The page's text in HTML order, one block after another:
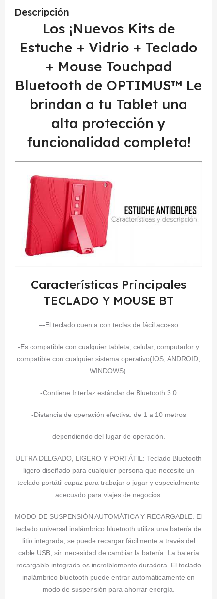
Descripción
Los ¡Nuevos Kits de
Estuche + Vidrio + Teclado
+ Mouse Touchpad
Bluetooth de OPTIMUS™ Le
brindan a tu Tablet una
alta protección y
funcionalidad completa!
Características Principales
TECLADO Y MOUSE BT
–-El teclado cuenta con teclas de fácil acceso
-Es compatible con cualquier tableta, celular, computador y
compatible con cualquier sistema operativo(IOS, ANDROID,
WINDOWS).
-Contiene Interfaz estándar de Bluetooth 3.0
-Distancia de operación efectiva: de 1 a 10 metros
dependiendo del lugar de operación.
ULTRA DELGADO, LIGERO Y PORTÁTIL: Teclado Bluetooth
ligero diseñado para cualquier persona que necesite un
teclado portátil capaz para trabajar o jugar y especialmente
adecuado para viajes de negocios.
MODO DE SUSPENSIÓN AUTOMÁTICA Y RECARGABLE: El
teclado universal inalámbrico bluetooth utiliza una batería de
litio integrada, se puede recargar fácilmente a través del
cable USB, sin necesidad de cambiar la batería. La batería
recargable integrada es increíblemente duradera. El teclado
inalámbrico bluetooth puede entrar automáticamente en
modo de suspensión para ahorrar energía.